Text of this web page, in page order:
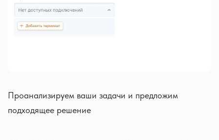
Проанализируем ваши задачи и предложим
подходящее решение